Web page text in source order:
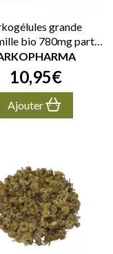
grande
bio 780mg partie
45 gélules
10,95€
Ajouter